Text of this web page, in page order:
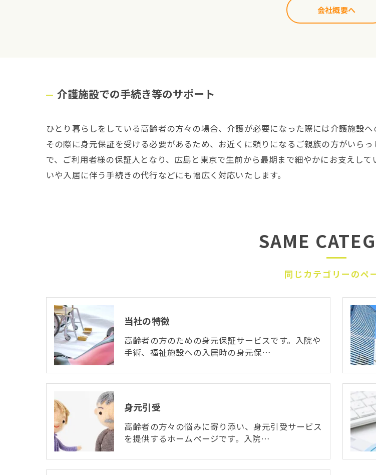
会社概要へ
介護施設での手続き等のサポート
ひとり暮らしをしている高齢者の方々の場合、介護が必要になった際には介護施設
その際に身元保証を受ける必要があるため、お近くに頼りになるご親族の方がいら
で、ご利用者様の保証人となり、広島と東京で生前から最期まで細やかにお支えし
いや入居に伴う手続きの代行などにも幅広く対応いたします。
同じカテゴリーのペ
SAME
当社の特徴
高齢者の方のための身元保証サービスです。入院や
手術、福祉施設への入居時の身元保…
身元引受
高齢者の方々の悩みに寄り添い、身元引受サービス
を提供するホームページです。入院…